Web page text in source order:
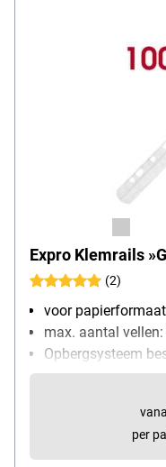
Expro Klemrails
(2)
voor
max. aantal
Opbergsysteem
Bijzonderheden:
met
per